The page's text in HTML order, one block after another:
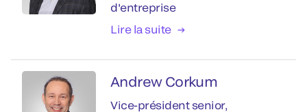
d'entreprise
Lire la suite
Andrew Corkum
Vice-président senior,